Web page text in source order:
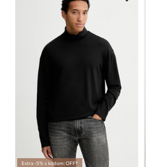
Extra -5% s kodom: OFF*